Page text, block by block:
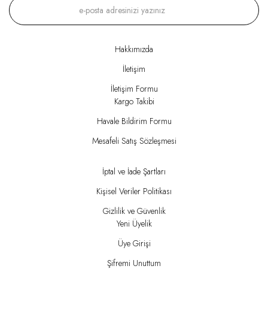
Hakkımızda
İletişim
İletişim Formu
Kargo Takibi
Havale Bildirim Formu
Mesafeli Satış Sözleşmesi
İptal ve İade Şartları
Kişisel Veriler Politikası
Gizlilik ve Güvenlik
Yeni Üyelik
Üye Girişi
Şifremi Unuttum